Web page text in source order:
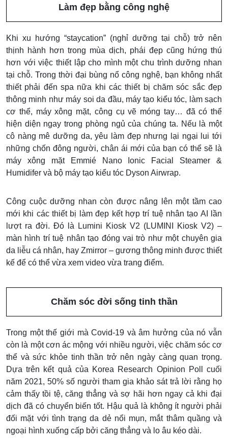
Làm đẹp bằng công nghệ
Khi xu hướng “staycation” (nghỉ dưỡng tại chỗ) trở nên
thịnh hành hơn trong mùa dịch, phái đẹp cũng hứng thú
hơn với việc thiết lập cho mình một chu trình dưỡng nhan
tại chỗ. Trong thời đại bùng nổ công nghệ, bạn không nhất
thiết phải đến spa nữa khi các thiết bị chăm sóc sắc đẹp
thông minh như máy soi da đầu, máy tạo kiểu tóc, làm sạch
cơ thể, máy xông mặt, công cụ vẽ móng tay… đã có thể
hiện diện ngay trong phòng ngủ của chúng ta. Nếu là một
cô nàng mê dưỡng da, yêu làm đẹp nhưng lại ngại lui tới
những chốn đông người, chân ái mới của bạn có thể sẽ là
máy xông mặt Emmié Nano Ionic Facial Steamer &
Humidifer và bộ máy tạo kiểu tóc Dyson Airwrap.
Công cuộc dưỡng nhan còn được nâng lên một tầm cao
mới khi các thiết bị làm đẹp kết hợp trí tuệ nhân tạo AI lần
lượt ra đời. Đó là Lumini Kiosk V2 (LUMINI Kiosk V2) –
màn hình trí tuệ nhân tạo đóng vai trò như một chuyên gia
da liễu cá nhân, hay Zmirror – gương thông minh được thiết
kế để có thể vừa xem video vừa trang điểm.
Chăm sóc đời sống tinh thần
Trong một thế giới mà Covid-19 và âm hưởng của nó vẫn
còn là một cơn ác mộng với nhiều người, việc chăm sóc cơ
thể và sức khỏe tinh thần trở nên ngày càng quan trọng.
Dựa trên kết quả của Korea Research Opinion Poll cuối
năm 2021, 50% số người tham gia khảo sát trả lời rằng họ
cảm thấy tồi tệ, căng thẳng và sợ hãi hơn ngay cả khi đại
dịch đã có chuyển biến tốt. Hậu quả là không ít người phải
đối mặt với tình trạng da dẻ nổi mụn, mắt thâm quầng và
ngoại hình xuống cấp bởi căng thẳng và lo âu kéo dài.